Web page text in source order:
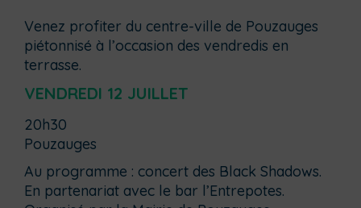
Venez profiter du centre-ville de Pouzauges
piétonnisé à l’occasion des vendredis en
terrasse.
VENDREDI 12 JUILLET
20h30
Pouzauges
Au programme : concert des Black Shadows.
En partenariat avec le bar l’Entrepotes.